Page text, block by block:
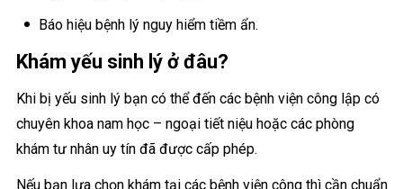
Báo hiệu bệnh lý nguy hiểm tiềm ẩn.
Khám yếu sinh lý ở đâu?
Khi bị yếu sinh lý bạn có thể đến các bệnh viện công lập có
chuyên khoa nam học – ngoại tiết niệu hoặc các phòng
khám tư nhân uy tín đã được cấp phép.
Nếu bạn lựa chọn khám tại các bệnh viện công thì cần chuẩn